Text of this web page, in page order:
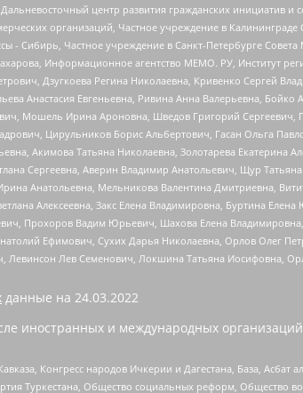
центр развития гражданских инициатив
организаций, Частное учреждение в Калининграде
- Сибирь, Частное учреждение в Санкт-Петербурге
Информационное агентство МЕМО. РУ, Институт
Дзугкоева Регина Николаевна, Кривенко
Анастасия Евгеньевна, Ривина Анна Валерьевна,
Мошель Ирина Ароновна, Шведов Григорий
Цирульников Борис Альбертович, Гасан Ольга
Акимова Татьяна Николаевна, Золотарева
Сергеевна, Аверин Владимир Анатольевич, Щур
Анатольевна, Мельникова Валентина Дмитриевна,
Алексеевна, Закс Елена Владимировна, Буртина
Прохоров Вадим Юрьевич, Шахова Елена
Ефимович, Сухих Дарья Николаевна, Орлов Олег
Левинсон Лев Семенович, Локшина Татьяна Иосифовна,
данные на 24.03.2022
иностранных и международных
Конгресс народов Ичкерии и Дагестана, База, Асбат
Туркестана, Общество социальных реформ, Общество